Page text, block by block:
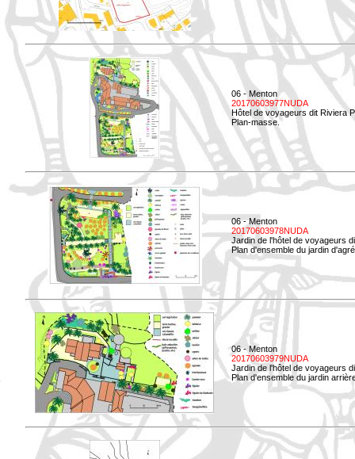
06 - Menton
20170603977NUDA
Hôtel de voyageurs dit Riviera
Plan-masse.
06 - Menton
20170603978NUDA
Jardin de l'hôtel de voyageurs
Plan d'ensemble du jardin
06 - Menton
20170603979NUDA
Jardin de l'hôtel de voyageurs
Plan d'ensemble du jardin